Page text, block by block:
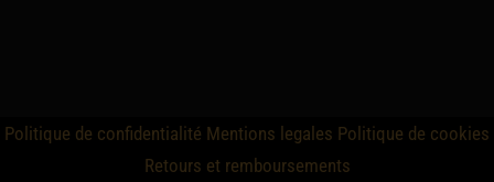
Politique de confidentialité Mentions legales Politique de cookies
Retours et remboursements